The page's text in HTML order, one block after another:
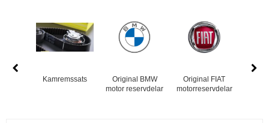
Kamremssats
Original BMW
motor reservdelar
Original FIAT
motorreservdelar